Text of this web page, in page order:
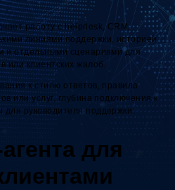
работу с helpdesk, CRM,
линиями поддержки, историей
и отдельными сценариями для
или клиентских жалоб.
к стилю ответов, правила
или услуг, глубина подключения к
для руководителя поддержки.
для